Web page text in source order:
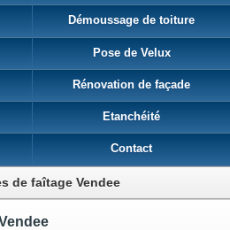
Démoussage de toiture
Pose de Velux
Rénovation de façade
Etanchéité
Contact
de faîtage Vendee